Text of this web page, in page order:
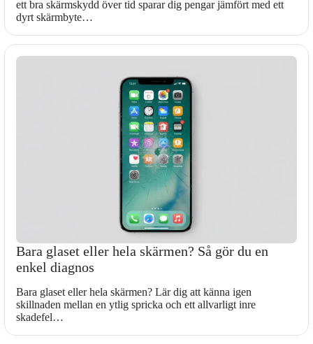
ett bra skärmskydd över tid sparar dig pengar jämfört med ett
dyrt skärmbyte…
Bara glaset eller hela skärmen? Så gör du en
enkel diagnos
Bara glaset eller hela skärmen? Lär dig att känna igen
skillnaden mellan en ytlig spricka och ett allvarligt inre
skadefel…